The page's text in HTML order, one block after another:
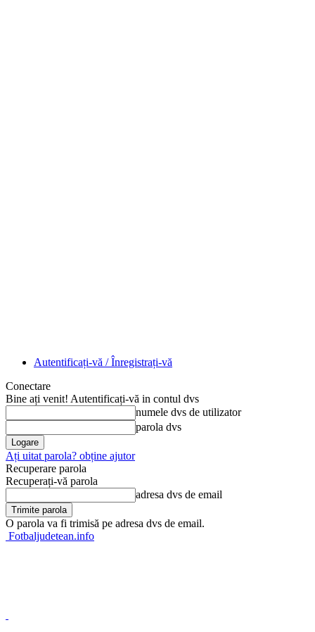
Autentificați-vă / Înregistrați-vă
Conectare
Bine ați venit! Autentificați-vă in contul dvs
numele dvs de utilizator
parola dvs
Ați uitat parola? obține ajutor
Recuperare parola
Recuperați-vă parola
adresa dvs de email
O parola va fi trimisă pe adresa dvs de email.
Fotbaljudetean.info